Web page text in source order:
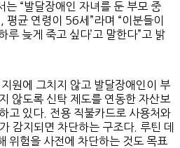
는 “발달장애인 자녀를 둔 부모 중
균 연령이 56세”라며 “이분들이
루 늦게 죽고 싶다’고 말한다”고 밝
원에 그치지 않고 발달장애인이 부
않도록 신탁 제도를 연동한 자산보
고 있다. 전용 직불카드로 사용처와
감지되면 차단하는 구조다. 루틴 데
위험을 사전에 차단하는 것도 목표